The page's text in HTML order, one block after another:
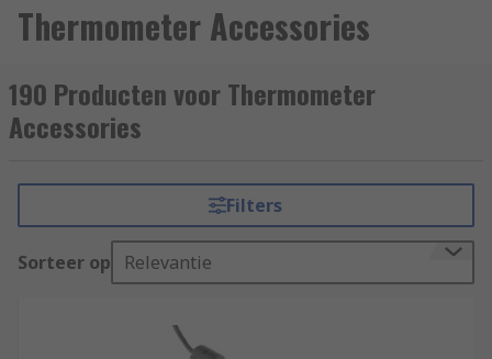
Thermometer Accessories
190 Producten voor Thermometer
Accessories
Filters
Sorteer op Relevantie